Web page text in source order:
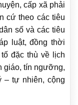
cấp xã phải
cứ theo các tiêu
số và các tiêu
luật, đồng thời
đặc thù về lịch
giáo, tín ngưỡng,
– tự nhiên, cộng